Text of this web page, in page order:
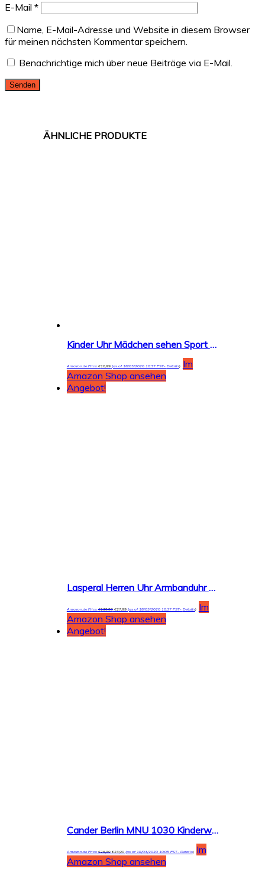
E-Mail *
Name, E-Mail-Adresse und Website in diesem Browser
für meinen nächsten Kommentar speichern.
Benachrichtige mich über neue Beiträge via E-Mail.
Kinder Uhr Mädchen sehen Sport Wasserdichte niedliche Welle Punkt Quarzuhr Nachtlicht Mädchen Silikon Uhr Unterricht Uhr Kinder Geschenk
Amazon.de Price:€10,99(as of 18/03/2020 10:37 PST- Details)
Im
Amazon Shop ansehen
Angebot!
Lasperal Herren Uhr Armbanduhr Uhren Business Luxus Wasserdicht Quarzuhr Businessuhr Analog mit Datumsanzeige Edelstahl Sport Schwarz Rund
Amazon.de Price:€139,99 €27,99(as of 18/03/2020 10:37 PST- Details)
Im
Amazon Shop ansehen
Angebot!
Cander Berlin MNU 1030 Kinderwanduhr (Ø) 30,5 cm Kinder Wanduhr mit lautlosem Uhrenwerk und farbenfrohem Design – Ablesen der Uhrzeit lernen
Amazon.de Price:€26,90 €23,90(as of 18/03/2020 10:05 PST- Details)
Im
Amazon Shop ansehen